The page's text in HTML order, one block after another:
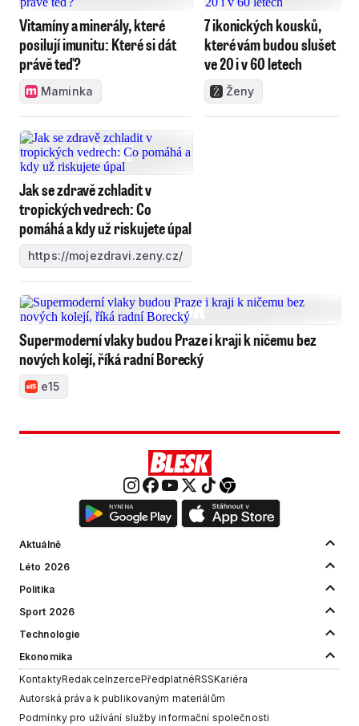
Vitamíny a minerály, které
posilují imunitu: Které si dát
právě teď?
Maminka
7 ikonických kousků,
které vám budou slušet
ve 20 i v 60 letech
Ženy
Jak se zdravě zchladit v
tropických vedrech: Co
pomáhá a kdy už riskujete úpal
https://mojezdravi.zeny.cz/
Supermoderní vlaky budou Praze i kraji k ničemu bez
nových kolejí, říká radní Borecký
e15
Aktuálně
Léto 2026
Politika
Sport 2026
Technologie
Ekonomika
KontaktyRedakceInzercePředplatnéRSSKariéra
Autorská práva k publikovaným materiálům
Podmínky pro užívání služby informační společnosti